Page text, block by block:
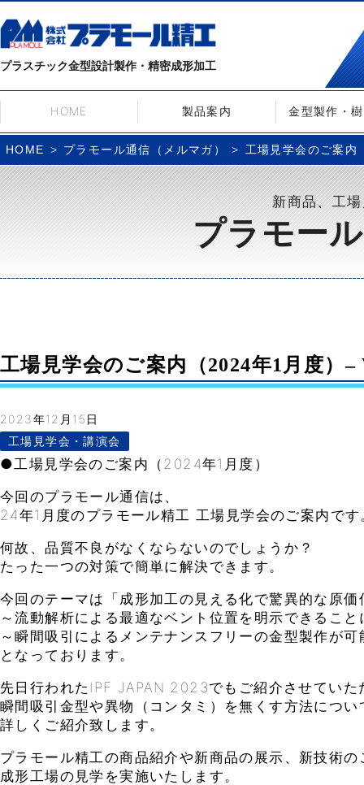
プラスチック金型設計製作・精密成形加工
HOME 製品案内 金型製作・
HOME プラモール通信（メルマガ） 工場見学会のご案
新商品、工
プラモー
工場見学会のご案内（2024年1月度）–
2023年12月15日
工場見学会・講演会
●工場見学会のご案内（2024年1月度）
今回のプラモール通信は、
24年1月度のプラモール精工 工場見学会のご案内です
何故、品質不良がなくならないのでしょうか？
たった一つの対策で簡単に解決できます。
今回のテーマは「成形加工の見える化で驚異的な原価
～流動解析による最適なベント位置を明示できること
～瞬間吸引によるメンテナンスフリーの金型製作が可
となっております。
先日行われたIPF JAPAN 2023でもご紹介させていた
瞬間吸引金型や異物（コンタミ）を無くす方法につい
詳しくご紹介致します。
プラモール精工の商品紹介や新商品の展示、新技術の
成形工場の見学を実施いたします。